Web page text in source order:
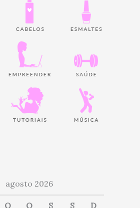
agosto 2026
Q Q S S D